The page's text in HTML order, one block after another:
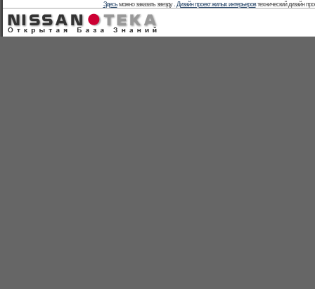
Здесьможно заказать звезду . Дизайн проект жилых интерьеровтехнический дизайн